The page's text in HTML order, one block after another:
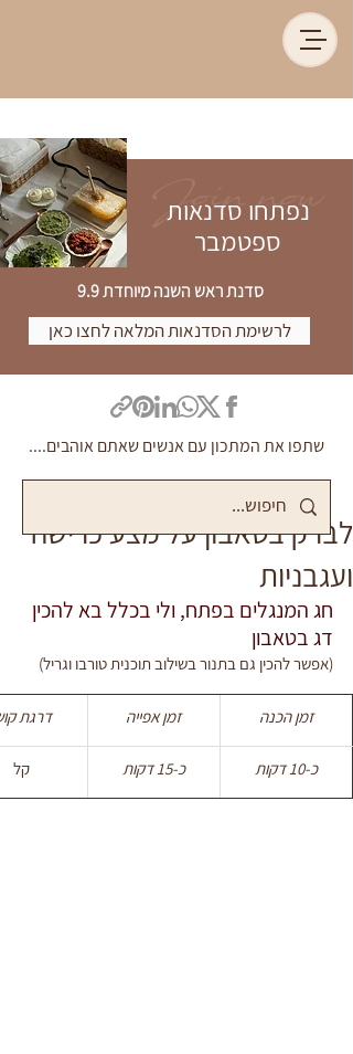
Join now
נפתחו סדנאות
ספטמבר
סדנת ראש השנה מיוחדת 9.9
לרשימת הסדנאות המלאה לחצו כאן
שתפו את המתכון עם אנשים שאתם אוהבים....
לברק בטאבון על מצע כרישה
ועגבניות
חג המנגלים בפתח, ולי בכלל בא להכין
דג בטאבון
(אפשר להכין גם בתנור בשילוב תוכנית טורבו וגריל)
זמן הכנה זמן אפייה דרגת
כ-10 דקות כ-15 דקות קל